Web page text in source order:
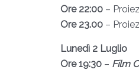
Ore 22:00 –
Ore 23.00 –
Lunedì 2 Luglio
Ore 19:30 – Film